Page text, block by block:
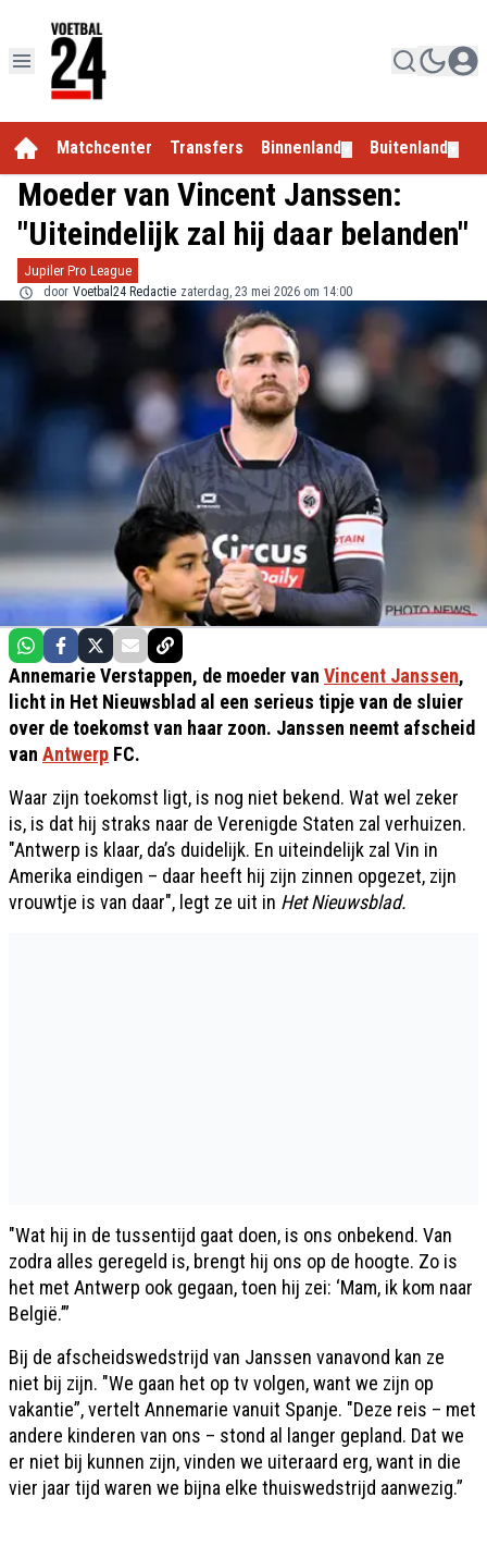
Matchcenter Transfers Binnenland Buitenland
Moeder van Vincent Janssen:
"Uiteindelijk zal hij daar belanden"
Jupiler Pro League
door Voetbal24 Redactie zaterdag, 23 mei 2026 om 14:00
Annemarie Verstappen, de moeder van Vincent Janssen,
licht in Het Nieuwsblad al een serieus tipje van de sluier
over de toekomst van haar zoon. Janssen neemt afscheid
van Antwerp FC.
Waar zijn toekomst ligt, is nog niet bekend. Wat wel zeker
is, is dat hij straks naar de Verenigde Staten zal verhuizen.
"Antwerp is klaar, da’s duidelijk. En uiteindelijk zal Vin in
Amerika eindigen – daar heeft hij zijn zinnen opgezet, zijn
vrouwtje is van daar", legt ze uit in Het Nieuwsblad.
"Wat hij in de tussentijd gaat doen, is ons onbekend. Van
zodra alles geregeld is, brengt hij ons op de hoogte. Zo is
het met Antwerp ook gegaan, toen hij zei: ‘Mam, ik kom naar
België.’”
Bij de afscheidswedstrijd van Janssen vanavond kan ze
niet bij zijn. "We gaan het op tv volgen, want we zijn op
vakantie”, vertelt Annemarie vanuit Spanje. "Deze reis – met
andere kinderen van ons – stond al langer gepland. Dat we
er niet bij kunnen zijn, vinden we uiteraard erg, want in die
vier jaar tijd waren we bijna elke thuiswedstrijd aanwezig.”